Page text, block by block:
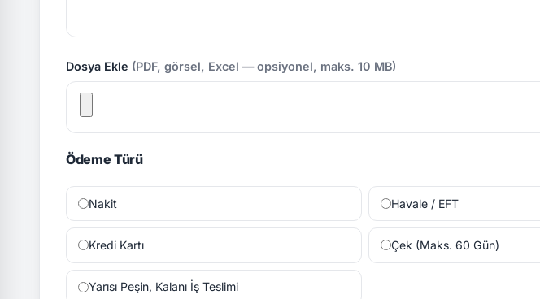
Dosya Ekle (PDF, görsel, Excel — opsiyonel, maks. 10 MB)
Ödeme Türü
Nakit Havale / EFT
Kredi Kartı Çek (Maks. 60 Gün)
Yarısı Peşin, Kalanı İş Teslimi